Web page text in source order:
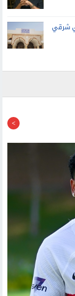
مرتبطة بإيران
مكتبه
شرقي